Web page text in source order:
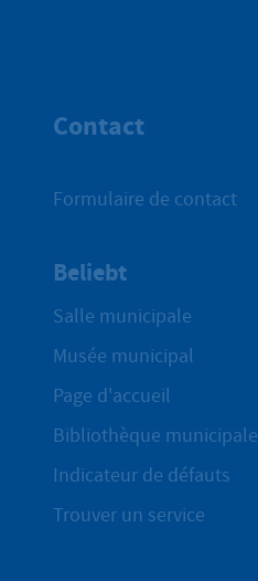
Contact
Formulaire de contact
Beliebt
Salle municipale
Musée municipal
Page d'accueil
Bibliothèque municipale
Indicateur de défauts
Trouver un service